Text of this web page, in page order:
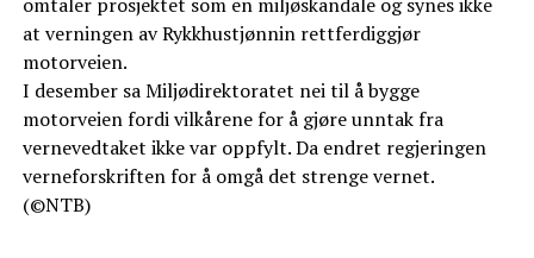
omtaler prosjektet som en miljøskandale og synes ikke
at verningen av Rykkhustjønnin rettferdiggjør
motorveien.
I desember sa Miljødirektoratet nei til å bygge
motorveien fordi vilkårene for å gjøre unntak fra
vernevedtaket ikke var oppfylt. Da endret regjeringen
verneforskriften for å omgå det strenge vernet.
(©NTB)